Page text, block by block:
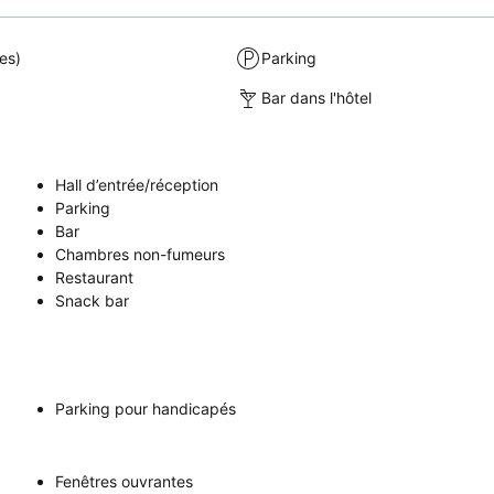
Parking
Bar dans l'hôtel
Hall d’entrée/réception
Parking
Bar
Chambres non-fumeurs
Restaurant
Snack bar
Parking pour handicapés
Fenêtres ouvrantes